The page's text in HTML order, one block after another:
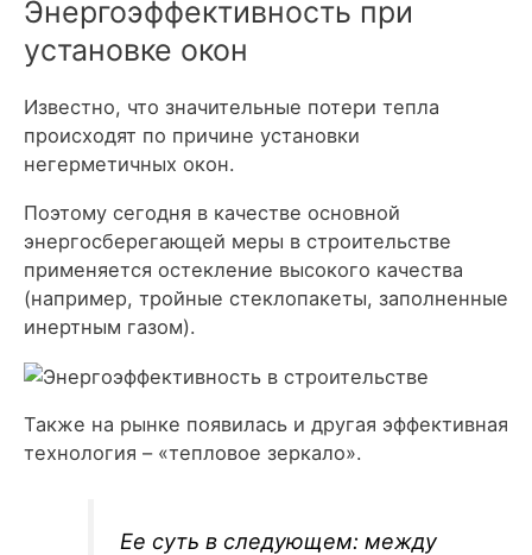
Энергоэффективность при
установке окон
Известно, что значительные потери тепла
происходят по причине установки
негерметичных окон.
Поэтому сегодня в качестве основной
энергосберегающей меры в строительстве
применяется остекление высокого качества
(например, тройные стеклопакеты, заполненные
инертным газом).
Также на рынке появилась и другая эффективная
технология – «тепловое зеркало».
Ее суть в следующем: между